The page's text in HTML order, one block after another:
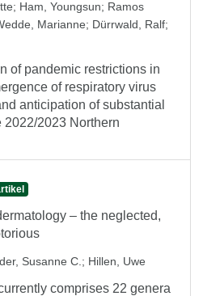
; Ham, Youngsun; Ramos
Marianne; Dürrwald, Ralf;
of pandemic restrictions in
of respiratory virus
anticipation of substantial
2022/2023 Northern
– the neglected,
Susanne C. ; Hillen, Uwe
comprises 22 genera